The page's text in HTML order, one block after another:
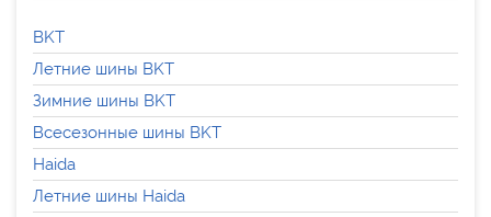
BKT
Летние шины BKT
Зимние шины BKT
Всесезонные шины BKT
Haida
Летние шины Haida